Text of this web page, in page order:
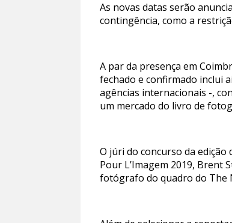
As novas datas serão
contingência, como a
A par da presença em
fechado e confirmado inclui
agências internacionais -,
um mercado do livro de
O júri do concurso da
Pour L’Imagem 2019, Brent
fotógrafo do quadro do The